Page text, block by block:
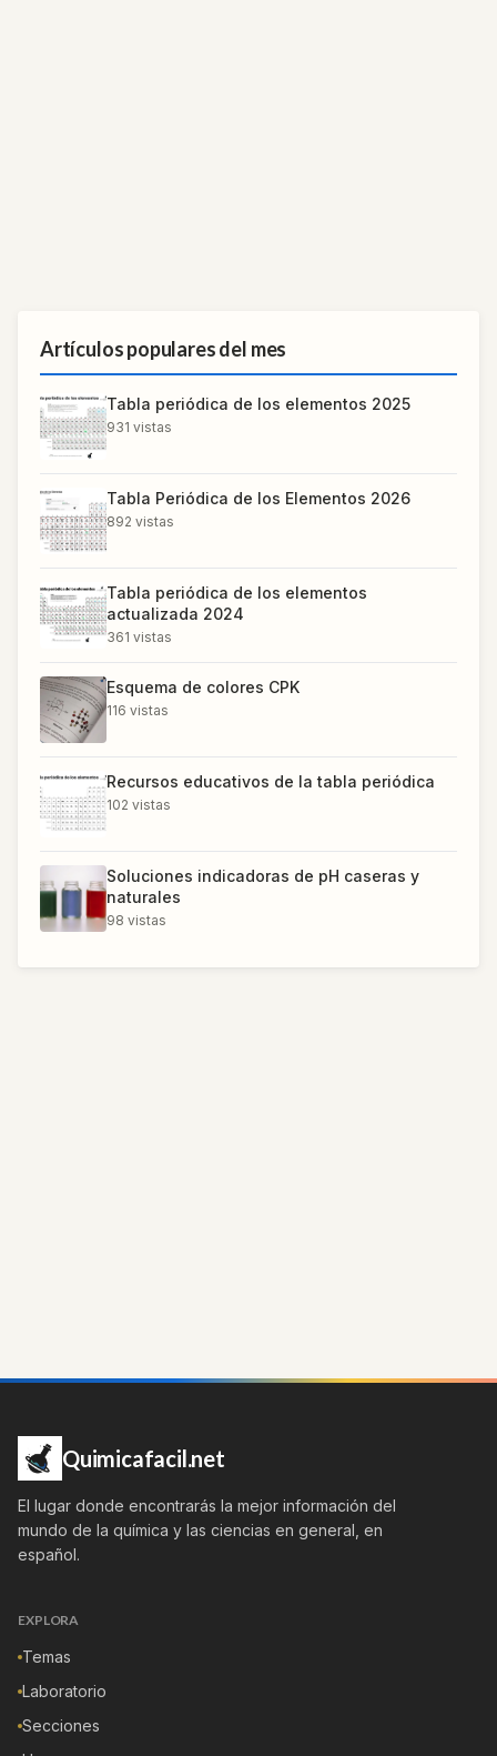
Artículos populares del mes
Tabla periódica de los elementos 2025
931 vistas
Tabla Periódica de los Elementos 2026
892 vistas
Tabla periódica de los elementos
actualizada 2024
361 vistas
Esquema de colores CPK
116 vistas
Recursos educativos de la tabla periódica
102 vistas
Soluciones indicadoras de pH caseras y
naturales
98 vistas
Quimicafacil.net
El lugar donde encontrarás la mejor información del
mundo de la química y las ciencias en general, en
español.
EXPLORA
Temas
Laboratorio
Secciones